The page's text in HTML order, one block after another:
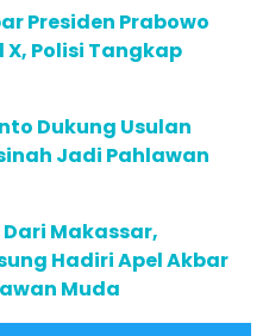
Presiden Prabowo
Polisi Tangkap
Dukung Usulan
Jadi Pahlawan
Dari Makassar,
Hadiri Apel Akbar
Muda